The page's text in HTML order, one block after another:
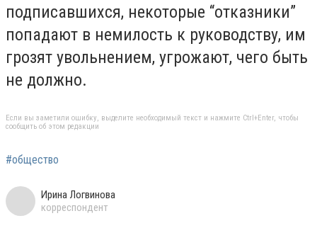
подписавшихся, некоторые “отказники”
попадают в немилость к руководству, им
грозят увольнением, угрожают, чего быть
не должно.
Если вы заметили ошибку, выделите необходимый текст и нажмите Ctrl+Enter, чтобы
сообщить об этом редакции
#общество
Ирина Логвинова
корреспондент